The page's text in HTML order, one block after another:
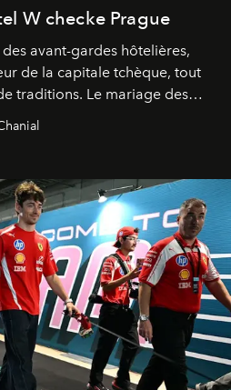
W checke Prague
avant-gardes hôtelières,
de la capitale tchèque, tout
traditions. Le mariage des